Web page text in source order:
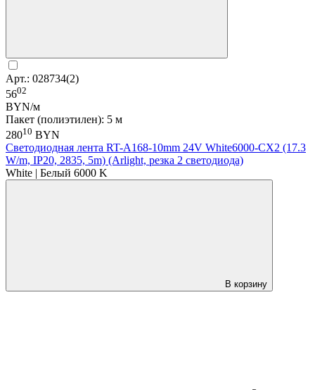
Арт.: 028734(2)
5602
BYN/м
Пакет (полиэтилен): 5 м
28010 BYN
Светодиодная лента RT-A168-10mm 24V White6000-CX2 (17.3
W/m, IP20, 2835, 5m) (Arlight, резка 2 светодиода)
White | Белый 6000 K
В корзину